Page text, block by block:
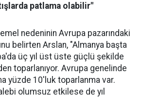
patlama olabilir"
nede­ninin Avrupa pazarındaki
belirten Arslan, "Almanya başta
üç yıl üst üste güçlü şe­kilde
to­parlanıyor. Avrupa genelinde
yüzde 10'luk toparlanma var.
olumsuz etkilese de yıl